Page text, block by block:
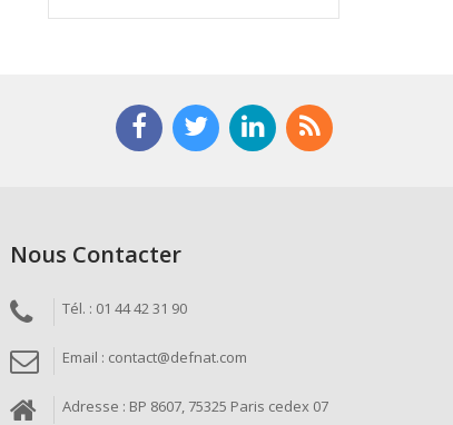
Nous Contacter
Tél. : 01 44 42 31 90
Email : contact@defnat.com
Adresse : BP 8607, 75325 Paris cedex 07